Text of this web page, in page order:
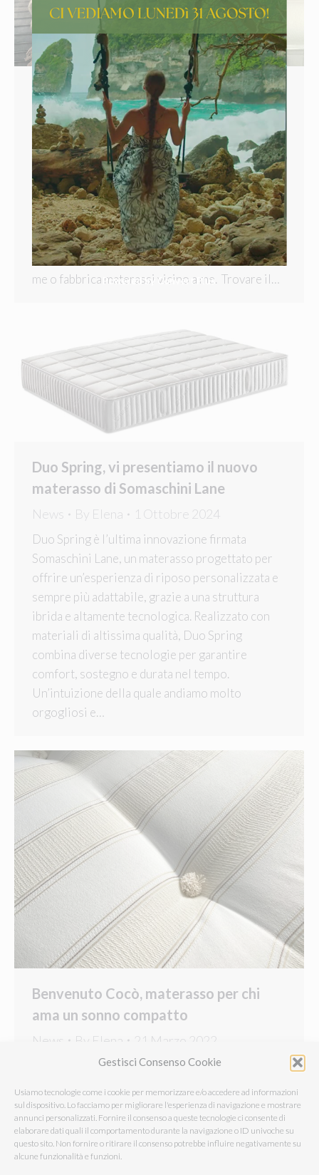
Gestisci Consenso Cookie
Usiamo tecnologie come i cookie per memorizzare e/o accedere ad informazioni
sul dispositivo. Lo facciamo per migliorare l'esperienza di navigazione e mostrare
annunci personalizzati. Fornire il consenso a queste tecnologie ci consente di
elaborare dati quali il comportamento durante la navigazione o ID univoche su
questo sito. Non fornire o ritirare il consenso potrebbe influire negativamente su
alcune funzionalità e funzioni.
Dove comprare un materasso vicino a
te: la qualità di Somaschini Lane
Consigli ByElena 18 Dicembre 2024
Acquistare il materasso in negozio o online? Da
Somaschini Lane, il riposo si prova Se stai
cercando il materasso perfetto per il tuo riposo,
è probabile che tu abbia digitato su Google una
delle seguenti domande: dove comprare
materassi vicino a me, outlet materassi vicino a
me o fabbrica materassi vicino a me. Trovare il…
Duo Spring, vi presentiamo il nuovo
materasso di Somaschini Lane
News By Elena 1 Ottobre 2024
Duo Spring è l’ultima innovazione firmata
Somaschini Lane, un materasso progettato per
offrire un’esperienza di riposo personalizzata e
sempre più adattabile, grazie a una struttura
ibrida e altamente tecnologica. Realizzato con
materiali di altissima qualità, Duo Spring
combina diverse tecnologie per garantire
comfort, sostegno e durata nel tempo.
Un’intuizione della quale andiamo molto
orgogliosi e…
Benvenuto Cocò, materasso per chi
ama un sonno compatto
News By Elena 21 Marzo 2022
Somaschini Lane ha un nuovo materasso per voi.
per chi ama, per chi è abituato a dormire su
supporti maggiormente rigidi e resistenti, senza
però rinunciare alla morbidezza e al comfort che
un materasso deve portare con sé per
Powered by Convert Plus